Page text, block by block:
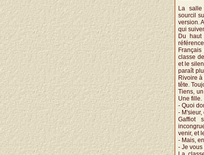
La
sourcil
version.
qui
Du haut
classe
et le
paraît
Rivoire
tête.
Tiens,
Une fille.
- Quoi
-
Gaffiot
venir, et
- Mais,
- Je vous